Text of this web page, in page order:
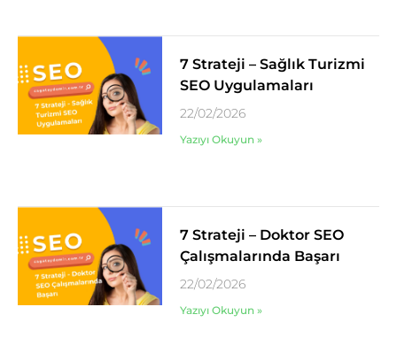
7 Strateji – Sağlık Turizmi
SEO Uygulamaları
22/02/2026
Yazıyı Okuyun »
7 Strateji – Doktor SEO
Çalışmalarında Başarı
22/02/2026
Yazıyı Okuyun »